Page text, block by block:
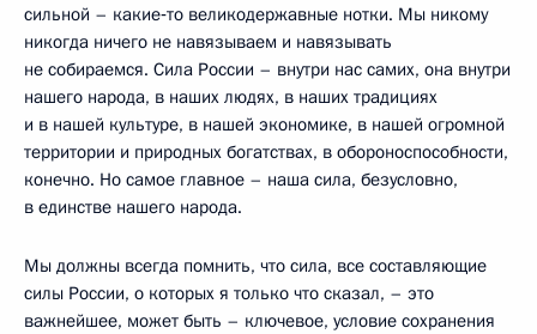
сильной – какие‑то великодержавные нотки. Мы никому
никогда ничего не навязываем и навязывать
не собираемся. Сила России – внутри нас самих, она внутри
нашего народа, в наших людях, в наших традициях
и в нашей культуре, в нашей экономике, в нашей огромной
территории и природных богатствах, в обороноспособности,
конечно. Но самое главное – наша сила, безусловно,
в единстве нашего народа.
Мы должны всегда помнить, что сила, все составляющие
силы России, о которых я только что сказал, – это
важнейшее, может быть – ключевое, условие сохранения